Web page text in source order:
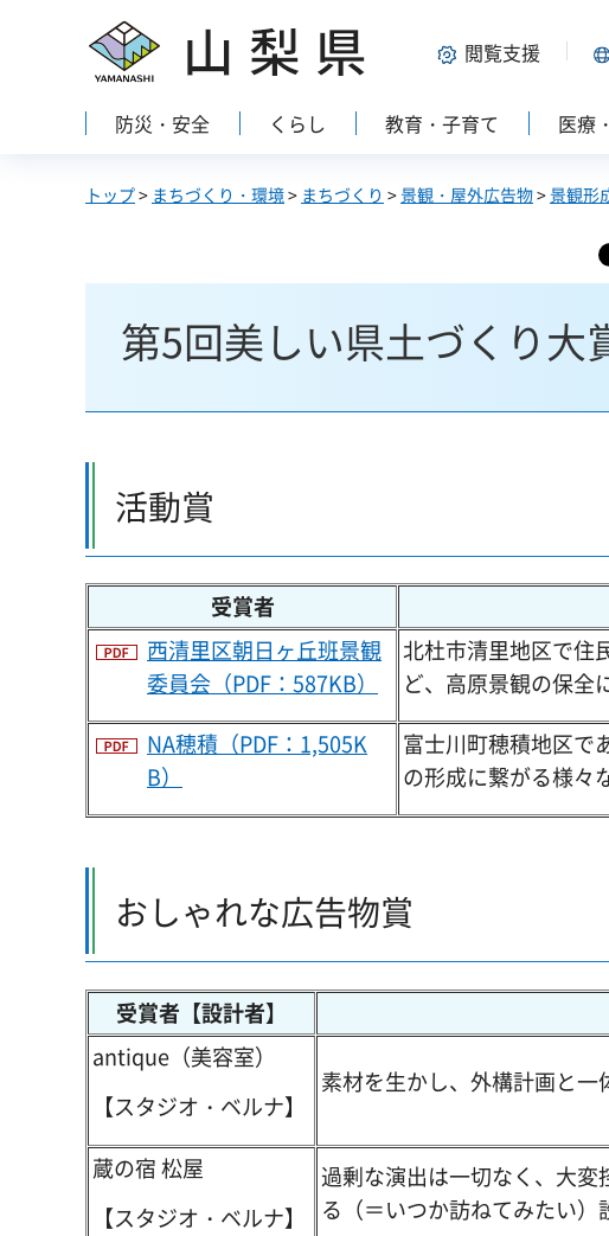
山梨県 閲覧支援
防災・安全 くらし 教育・子育て 医療
トップ> まちづくり・環境> まちづくり >景観・屋外広告物>景観形
第5回美しい県土づくり大
活動賞
受賞者
西清里区朝日ヶ丘班景観
委員会（PDF：587KB）
北杜市清里地区で住
ど、高原景観の保全
NA穂積（PDF：1,505K
B）
富士川町穂積地区で
の形成に繋がる様々
おしゃれな広告物賞
受賞者【設計者】
antique（美容室）
【スタジオ・ベルナ】
素材を生かし、外構計画と一
蔵の宿 松屋
【スタジオ・ベルナ】
過剰な演出は一切なく、大
る（＝いつか訪ねてみたい）